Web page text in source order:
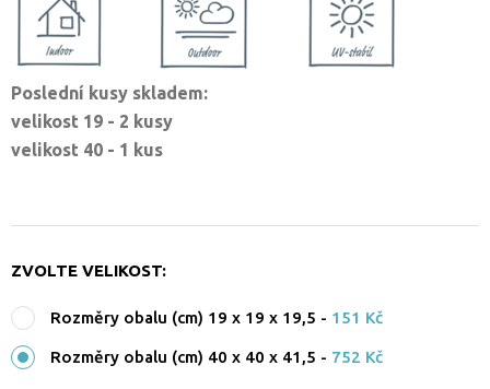
Poslední kusy skladem:
velikost 19 - 2 kusy
velikost 40 - 1 kus
ZVOLTE VELIKOST:
Rozměry obalu (cm) 19 x 19 x 19,5 - 151 Kč
Rozměry obalu (cm) 40 x 40 x 41,5 - 752 Kč